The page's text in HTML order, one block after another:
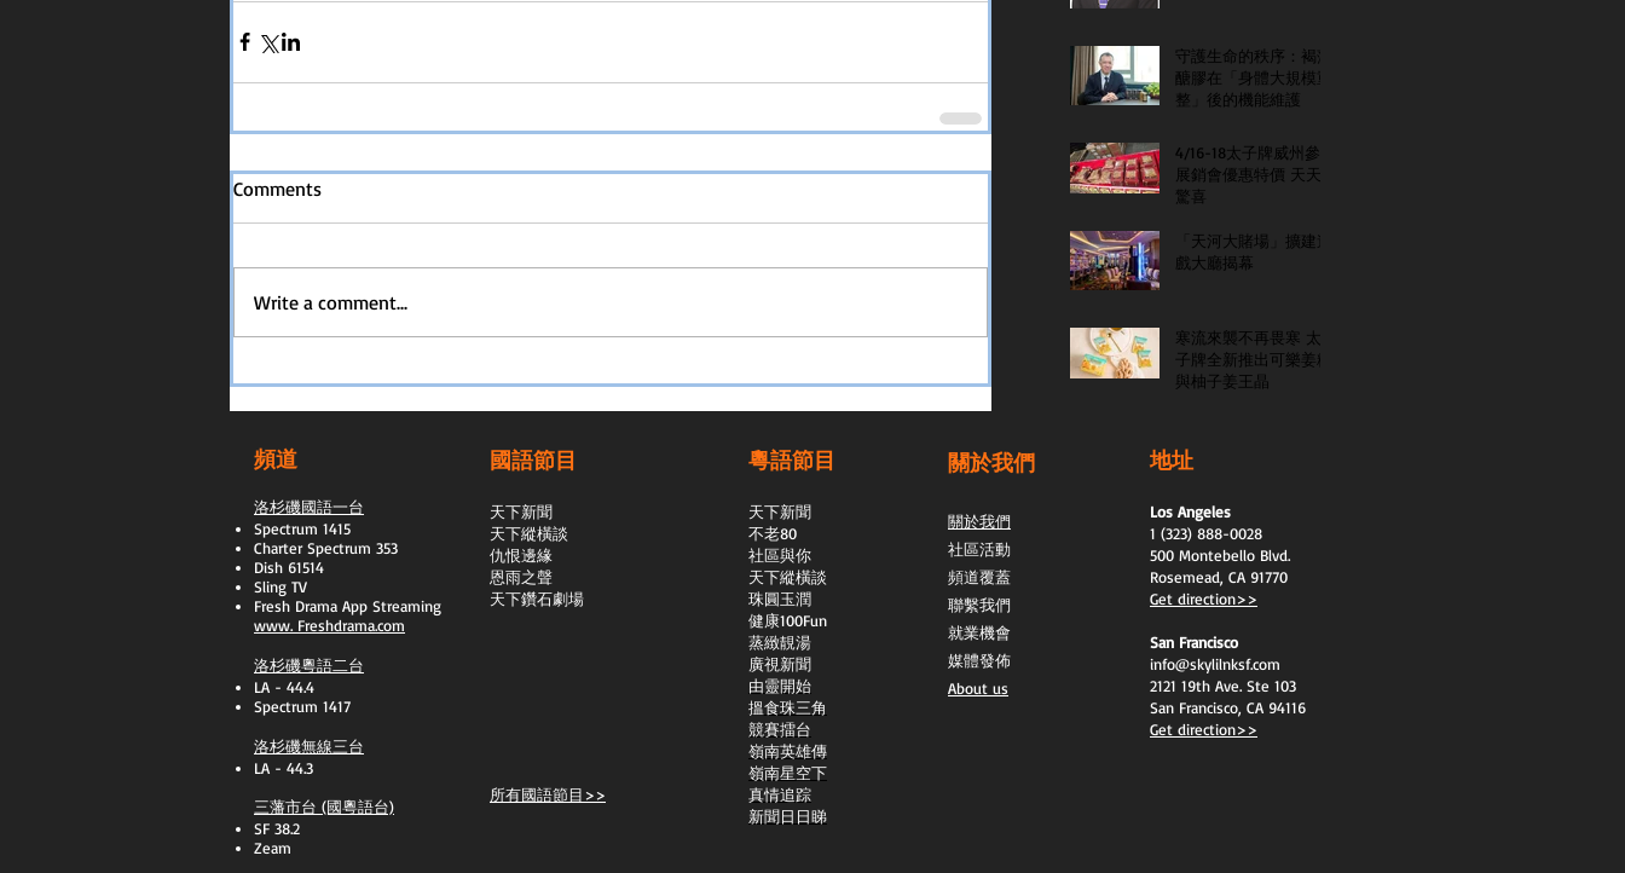
Comments
Write a comment...
守護生命的秩序：褐藻
醣膠在「身體大規模重
整」後的機能維護
4/16-18太子牌威州參
展銷會優惠特價 天天
驚喜
「天河大賭場」擴建遊
戲大廳揭幕
寒流來襲不再畏寒 太
子牌全新推出可樂姜糖
與柚子姜王晶
頻道
洛杉磯國語一台
Spectrum 1415
Charter Spectrum 353
Dish 61514
Sling TV
​Fresh Drama App Streaming
www. Freshdrama.com
洛杉磯粵語二台
LA - 44.4
Spectrum 1417
洛杉磯無線三台
LA - 44.3
三藩市台 (國粵語台)
SF 38.2
Zeam
國語節目
天下新聞
天下縱橫談
​仇恨邊緣
恩雨之聲
天下鑽石劇場
所有國語節目>>
粵語節目
天下新聞
不老80
社區與你
天下縱橫談
​珠圓玉潤
​健康100Fun
蒸緻靚湯
​廣視新聞
由靈開始
搵食珠三角
競賽擂台
嶺南英雄傳
嶺南星空下
真情追踪
新聞日日睇
關於我們
關於我們
社區活動
頻道覆蓋
聯繫我們
就業機會
媒體發佈
About us
地址
Los Angeles
1 (323) 888-0028
500 Montebello Blvd.
Rosemead, CA 91770
Get direction>>
San Francisco
info@skylilnksf.com
2121 19th Ave. Ste 103
San Francisco, CA 94116
Get direction>>